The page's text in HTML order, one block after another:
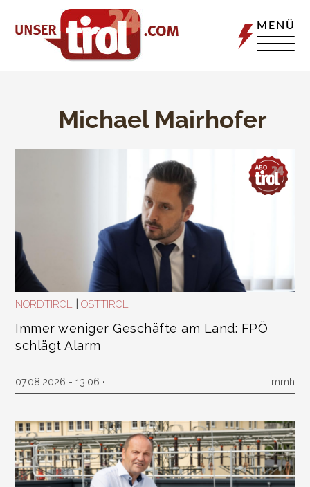
MENÜ
Michael Mairhofer
NORDTIROL OSTTIROL
Immer weniger Geschäfte am Land: FPÖ
schlägt Alarm
07.08.2026 - 13:06 · mmh